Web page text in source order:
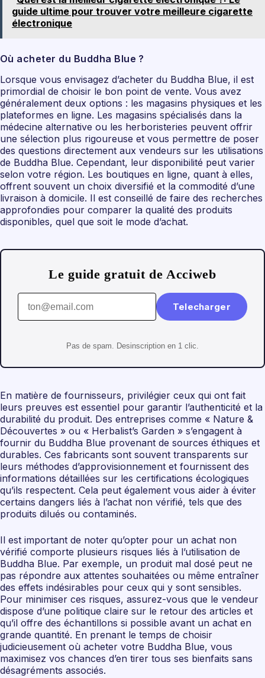
guide ultime pour trouver votre meilleure cigarette
électronique
Où acheter du Buddha Blue ?
Lorsque vous envisagez d’acheter du Buddha Blue, il est
primordial de choisir le bon point de vente. Vous avez
généralement deux options : les magasins physiques et les
plateformes en ligne. Les magasins spécialisés dans la
médecine alternative ou les herboristeries peuvent offrir
une sélection plus rigoureuse et vous permettre de poser
des questions directement aux vendeurs sur les utilisations
de Buddha Blue. Cependant, leur disponibilité peut varier
selon votre région. Les boutiques en ligne, quant à elles,
offrent souvent un choix diversifié et la commodité d’une
livraison à domicile. Il est conseillé de faire des recherches
approfondies pour comparer la qualité des produits
disponibles, quel que soit le mode d’achat.
Le guide gratuit de Acciweb
Telecharger
Pas de spam. Desinscription en 1 clic.
En matière de fournisseurs, privilégier ceux qui ont fait
leurs preuves est essentiel pour garantir l’authenticité et la
durabilité du produit. Des entreprises comme « Nature &
Découvertes » ou « Herbalist’s Garden » s’engagent à
fournir du Buddha Blue provenant de sources éthiques et
durables. Ces fabricants sont souvent transparents sur
leurs méthodes d’approvisionnement et fournissent des
informations détaillées sur les certifications écologiques
qu’ils respectent. Cela peut également vous aider à éviter
certains dangers liés à l’achat non vérifié, tels que des
produits dilués ou contaminés.
Il est important de noter qu’opter pour un achat non
vérifié comporte plusieurs risques liés à l’utilisation de
Buddha Blue. Par exemple, un produit mal dosé peut ne
pas répondre aux attentes souhaitées ou même entraîner
des effets indésirables pour ceux qui y sont sensibles.
Pour minimiser ces risques, assurez-vous que le vendeur
dispose d’une politique claire sur le retour des articles et
qu’il offre des échantillons si possible avant un achat en
grande quantité. En prenant le temps de choisir
judicieusement où acheter votre Buddha Blue, vous
maximisez vos chances d’en tirer tous ses bienfaits sans
désagréments associés.